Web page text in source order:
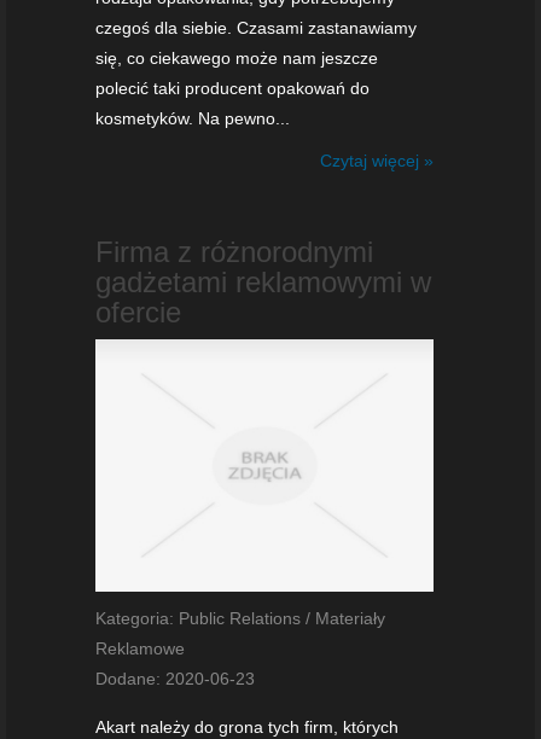
czegoś dla siebie. Czasami zastanawiamy
się, co ciekawego może nam jeszcze
polecić taki producent opakowań do
kosmetyków. Na pewno...
Czytaj więcej »
Firma z różnorodnymi
gadżetami reklamowymi w
ofercie
Kategoria: Public Relations / Materiały
Reklamowe
Dodane: 2020-06-23
Akart należy do grona tych firm, których